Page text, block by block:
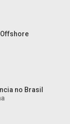
no Brasil